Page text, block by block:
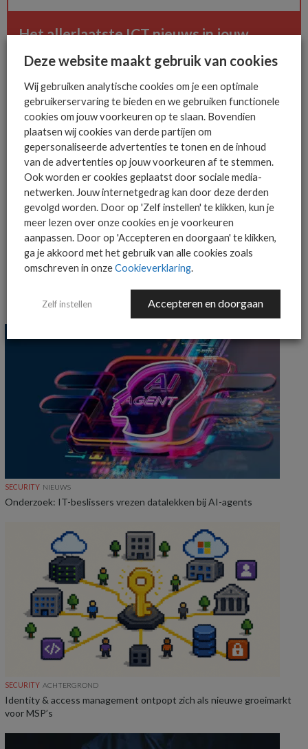
Het allerlaatste ICT nieuws in jouw
AANMELDEN
MEER OVER AI CAPGEMINI MARCO PEREIRA
MEER SECURITY NIEUWS
SECURITY NIEUWS
Onderzoek: IT-beslissers vrezen datalekken bij AI-agents
SECURITY ACHTERGROND
Identity & access management ontpopt zich als nieuwe groeimarkt
voor MSP’s
Deze website maakt gebruik van cookies
Wij gebruiken analytische cookies om je een optimale
gebruikerservaring te bieden en we gebruiken functionele
cookies om jouw voorkeuren op te slaan. Bovendien
plaatsen wij cookies van derde partijen om
gepersonaliseerde advertenties te tonen en de inhoud
van de advertenties op jouw voorkeuren af te stemmen.
Ook worden er cookies geplaatst door sociale media-
netwerken. Jouw internetgedrag kan door deze derden
gevolgd worden. Door op 'Zelf instellen' te klikken, kun je
meer lezen over onze cookies en je voorkeuren
aanpassen. Door op 'Accepteren en doorgaan' te klikken,
ga je akkoord met het gebruik van alle cookies zoals
omschreven in onzeCookieverklaring.
Zelf instellen Accepteren en doorgaan